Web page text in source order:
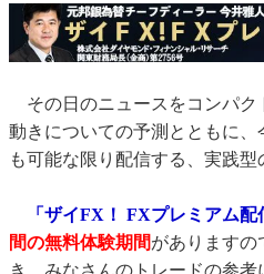
その日のニュースをコンパク
動きについての予測とともに
も可能な限り配信する、実践型
「ザイFX！ FXプレミアム配
間の無料体験期間がありますの